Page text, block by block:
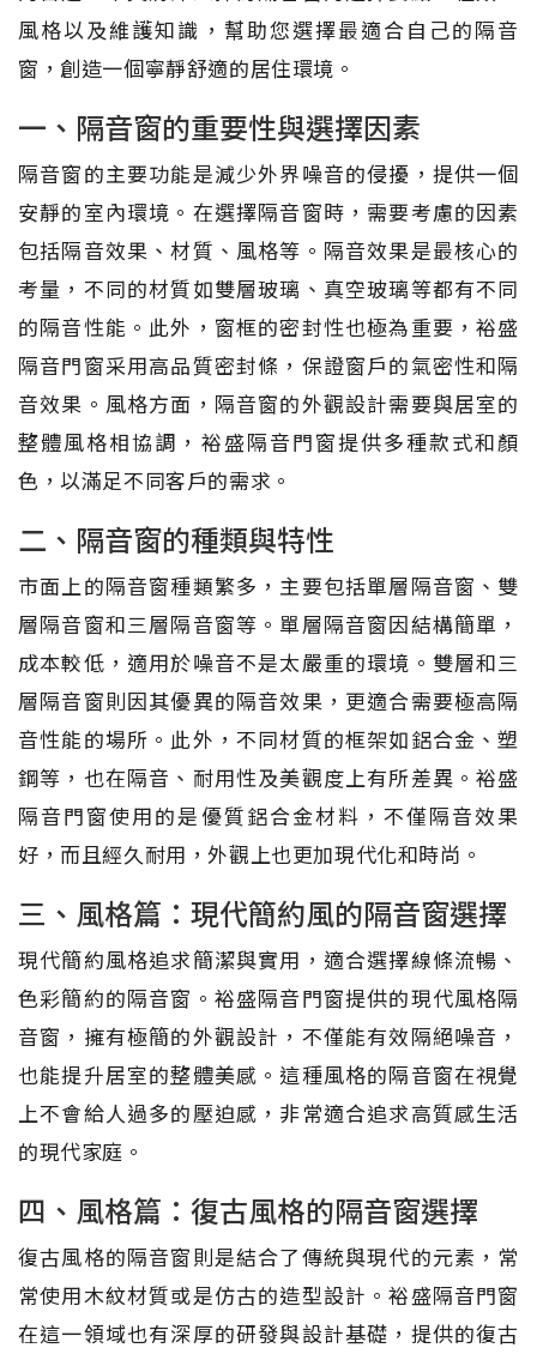
風格以及維護知識，幫助您選擇最適合自己的隔音
窗，創造一個寧靜舒適的居住環境。
一、隔音窗的重要性與選擇因素
隔音窗的主要功能是減少外界噪音的侵擾，提供一個
安靜的室內環境。在選擇隔音窗時，需要考慮的因素
包括隔音效果、材質、風格等。隔音效果是最核心的
考量，不同的材質如雙層玻璃、真空玻璃等都有不同
的隔音性能。此外，窗框的密封性也極為重要，裕盛
隔音門窗采用高品質密封條，保證窗戶的氣密性和隔
音效果。風格方面，隔音窗的外觀設計需要與居室的
整體風格相協調，裕盛隔音門窗提供多種款式和顏
色，以滿足不同客戶的需求。
二、隔音窗的種類與特性
市面上的隔音窗種類繁多，主要包括單層隔音窗、雙
層隔音窗和三層隔音窗等。單層隔音窗因結構簡單，
成本較低，適用於噪音不是太嚴重的環境。雙層和三
層隔音窗則因其優異的隔音效果，更適合需要極高隔
音性能的場所。此外，不同材質的框架如鋁合金、塑
鋼等，也在隔音、耐用性及美觀度上有所差異。裕盛
隔音門窗使用的是優質鋁合金材料，不僅隔音效果
好，而且經久耐用，外觀上也更加現代化和時尚。
三、風格篇：現代簡約風的隔音窗選擇
現代簡約風格追求簡潔與實用，適合選擇線條流暢、
色彩簡約的隔音窗。裕盛隔音門窗提供的現代風格隔
音窗，擁有極簡的外觀設計，不僅能有效隔絕噪音，
也能提升居室的整體美感。這種風格的隔音窗在視覺
上不會給人過多的壓迫感，非常適合追求高質感生活
的現代家庭。
四、風格篇：復古風格的隔音窗選擇
復古風格的隔音窗則是結合了傳統與現代的元素，常
常使用木紋材質或是仿古的造型設計。裕盛隔音門窗
在這一領域也有深厚的研發與設計基礎，提供的復古